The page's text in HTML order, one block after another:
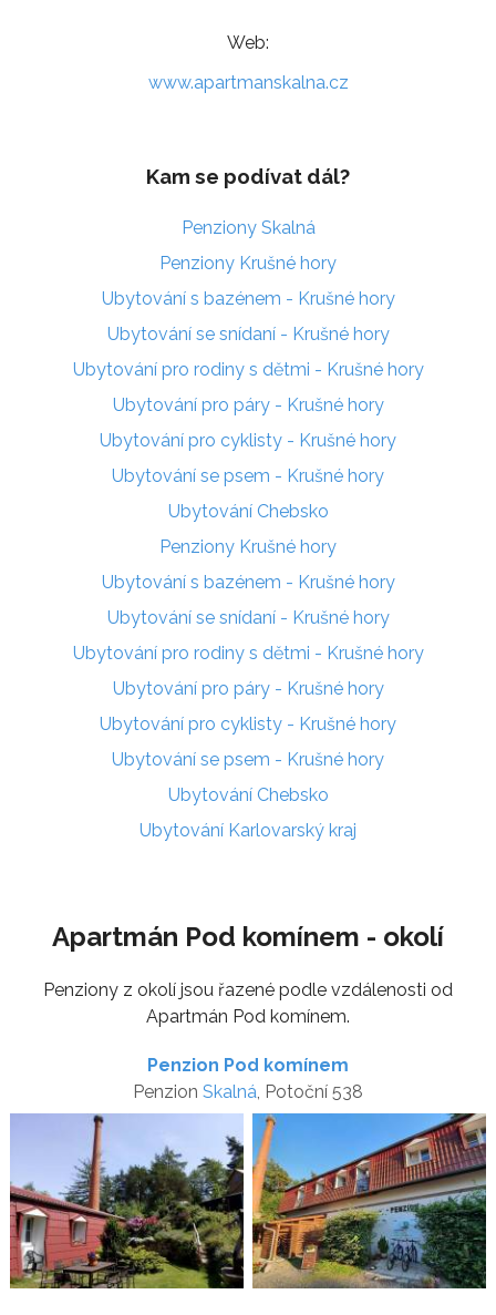
Web:
www.apartmanskalna.cz
Kam se podívat dál?
Penziony Skalná
Penziony Krušné hory
Ubytování s bazénem - Krušné hory
Ubytování se snídaní - Krušné hory
Ubytování pro rodiny s dětmi - Krušné hory
Ubytování pro páry - Krušné hory
Ubytování pro cyklisty - Krušné hory
Ubytování se psem - Krušné hory
Ubytování Chebsko
Penziony Krušné hory
Ubytování s bazénem - Krušné hory
Ubytování se snídaní - Krušné hory
Ubytování pro rodiny s dětmi - Krušné hory
Ubytování pro páry - Krušné hory
Ubytování pro cyklisty - Krušné hory
Ubytování se psem - Krušné hory
Ubytování Chebsko
Ubytování Karlovarský kraj
Apartmán Pod komínem - okolí
Penziony z okolí jsou řazené podle vzdálenosti od
Apartmán Pod komínem.
Penzion Pod komínem
Penzion Skalná , Potoční 538